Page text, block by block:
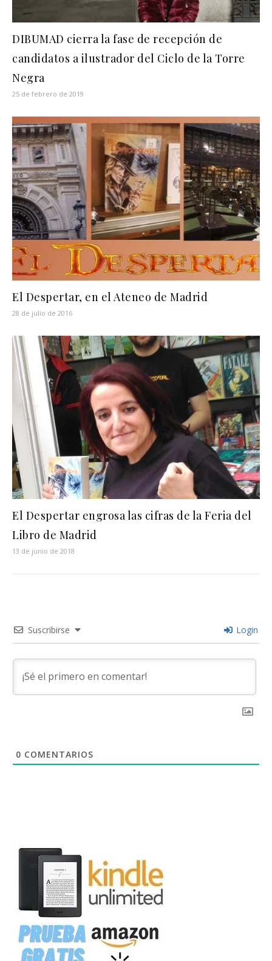
DIBUMAD cierra la fase de recepción de
candidatos a ilustrador del Ciclo de la Torre
Negra
25 de febrero de 2019
El Despertar, en el Ateneo de Madrid
28 de julio de 2016
El Despertar engrosa las cifras de la Feria del
Libro de Madrid
13 de junio de 2018
Suscribirse Login
0 COMENTARIOS